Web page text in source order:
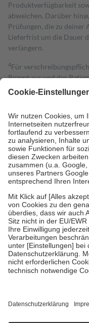
Produktverfügbarkeit
abweichen. Darüber
Prüfungen, die zu
Lieferfrist um die Dauer
verlängern.
4Für
Rezept aus und der
gesetzliche
Kosten dafür, der
Grundsätzlich leisten
Prozent des
höchstens zehn Euro.Es
Kosten der Leistung zu
Diese Regeln gelten
Bei Heilmitteln und
Zuzahlung zehn Prozent
Verordnung.
Um das Engagement der
stärken und die
fallenkeine Zuzahlungen
• Kindern und
mit Ausnahme der
• Untersuchungen zur
GKV getragen werden
Einholung von